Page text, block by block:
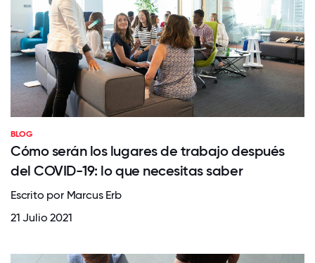
BLOG
Cómo serán los lugares de trabajo después
del COVID-19: lo que necesitas saber
Escrito por Marcus Erb
21 Julio 2021